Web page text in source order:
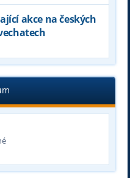
akce na českých